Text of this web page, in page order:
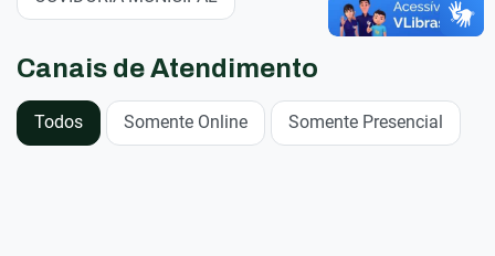
Canais de Atendimento
Todos Somente Online Somente Presencial